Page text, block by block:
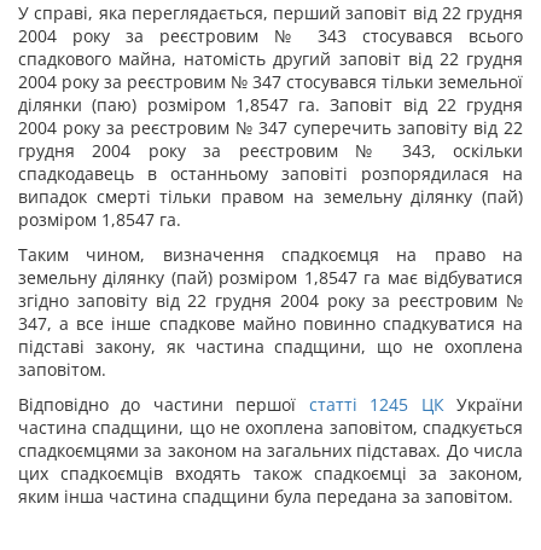
У справі, яка переглядається, перший заповіт від 22 грудня
2004 року за реєстровим № 343 стосувався всього
спадкового майна, натомість другий заповіт від 22 грудня
2004 року за реєстровим № 347 стосувався тільки земельної
ділянки (паю) розміром 1,8547 га. Заповіт від 22 грудня
2004 року за реєстровим № 347 суперечить заповіту від 22
грудня 2004 року за реєстровим № 343, оскільки
спадкодавець в останньому заповіті розпорядилася на
випадок смерті тільки правом на земельну ділянку (пай)
розміром 1,8547 га.
Таким чином, визначення спадкоємця на право на
земельну ділянку (пай) розміром 1,8547 га має відбуватися
згідно заповіту від 22 грудня 2004 року за реєстровим №
347, а все інше спадкове майно повинно спадкуватися на
підставі закону, як частина спадщини, що не охоплена
заповітом.
Відповідно до частини першої статті 1245 ЦКУкраїни
частина спадщини, що не охоплена заповітом, спадкується
спадкоємцями за законом на загальних підставах. До числа
цих спадкоємців входять також спадкоємці за законом,
яким інша частина спадщини була передана за заповітом.